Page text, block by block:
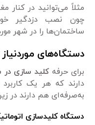
مثلاً می‌توانید در کنار
چون نصب دزدگیر
ساختمان‌ها را در شهر
دستگاه‌های
برای حرفه کلید سازی در
دارند که هر یک
به‌صرفه‌ای هم دارند در
دستگاه کلیدسازی